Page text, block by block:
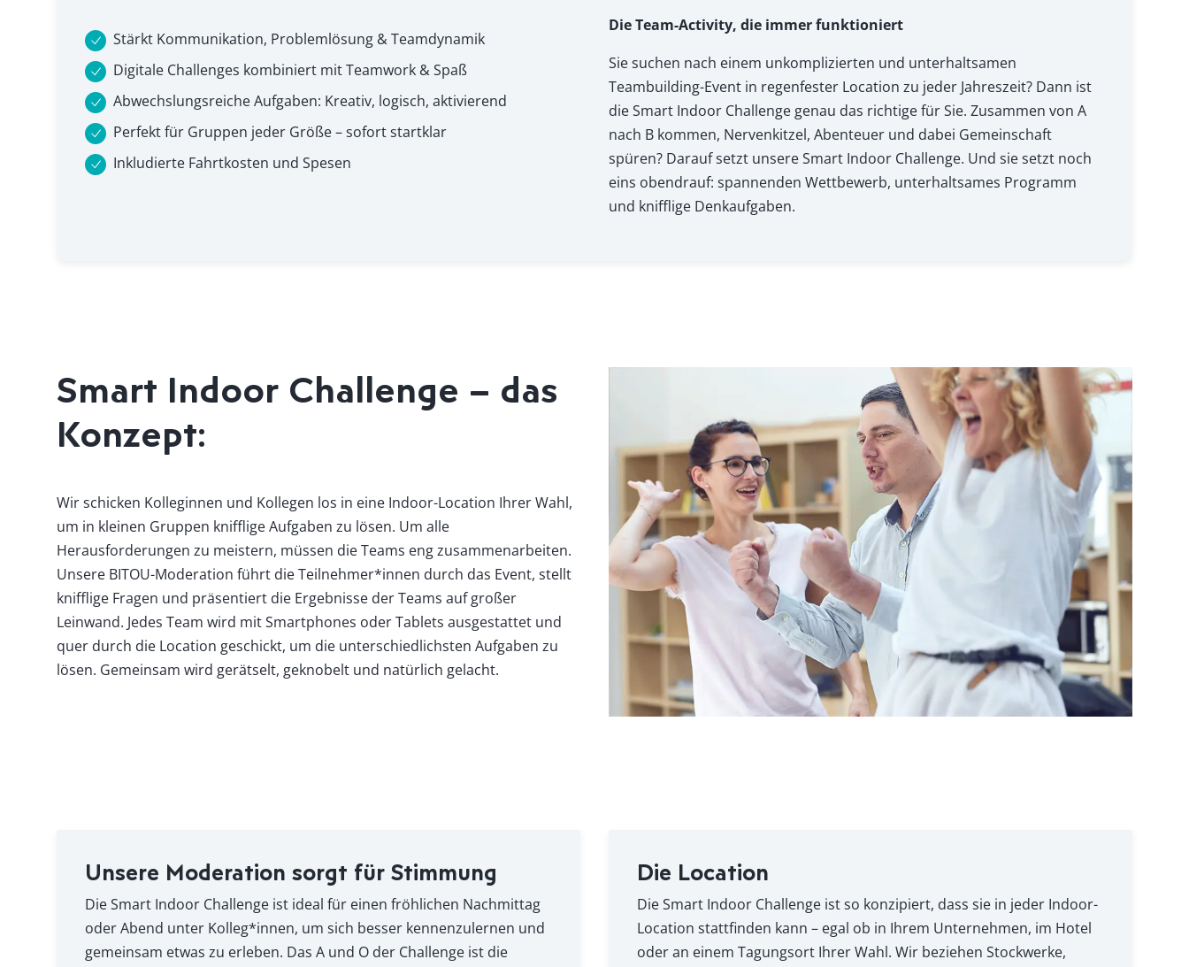
Stärkt Kommunikation, Problemlösung & Teamdynamik
Digitale Challenges kombiniert mit Teamwork & Spaß
Abwechslungsreiche Aufgaben: Kreativ, logisch, aktivierend
Perfekt für Gruppen jeder Größe – sofort startklar
Inkludierte Fahrtkosten und Spesen
Die Team-Activity, die immer funktioniert
Sie suchen nach einem unkomplizierten und unterhaltsamen
Teambuilding-Event in regenfester Location zu jeder Jahreszeit? Dann ist
die Smart Indoor Challenge genau das richtige für Sie. Zusammen von A
nach B kommen, Nervenkitzel, Abenteuer und dabei Gemeinschaft
spüren? Darauf setzt unsere Smart Indoor Challenge. Und sie setzt noch
eins obendrauf: spannenden Wettbewerb, unterhaltsames Programm
und knifflige Denkaufgaben.
Smart Indoor Challenge – das
Konzept:
Wir schicken Kolleginnen und Kollegen los in eine Indoor-Location Ihrer Wahl,
um in kleinen Gruppen knifflige Aufgaben zu lösen. Um alle
Herausforderungen zu meistern, müssen die Teams eng zusammenarbeiten.
Unsere BITOU-Moderation führt die Teilnehmer*innen durch das Event, stellt
knifflige Fragen und präsentiert die Ergebnisse der Teams auf großer
Leinwand. Jedes Team wird mit Smartphones oder Tablets ausgestattet und
quer durch die Location geschickt, um die unterschiedlichsten Aufgaben zu
lösen. Gemeinsam wird gerätselt, geknobelt und natürlich gelacht.
Unsere Moderation sorgt für Stimmung
Die Smart Indoor Challenge ist ideal für einen fröhlichen Nachmittag
oder Abend unter Kolleg*innen, um sich besser kennenzulernen und
gemeinsam etwas zu erleben. Das A und O der Challenge ist die
Die Location
Die Smart Indoor Challenge ist so konzipiert, dass sie in jeder Indoor-
Location stattfinden kann – egal ob in Ihrem Unternehmen, im Hotel
oder an einem Tagungsort Ihrer Wahl. Wir beziehen Stockwerke,